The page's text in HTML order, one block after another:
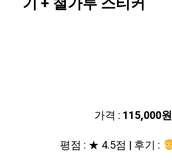
가격 : 115,000원
평점 : ★ 4.5점 | 후기 :